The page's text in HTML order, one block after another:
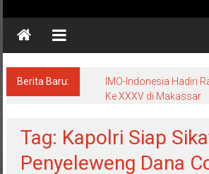
NEWS
Aktual
Tuntas.
Berita Baru:
IMO-Indonesia Hadiri
Ke XXXV di Makassar
Tag: Kapolri Siap
Penyeleweng Dana